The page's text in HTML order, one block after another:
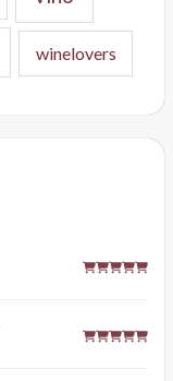
winelovers